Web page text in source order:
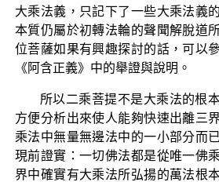
大乘法義，只記下了一些大乘法義
本質仍屬於初轉法輪的聲聞解脫道
位菩薩如果有興趣探討的話，可以
《阿含正義》中的舉證與說明。
所以二乘菩提不是大乘法的根
方便分析出來使人能夠快速出離三
乘法中無量無邊法中的一小部分而
現前證實：一切佛法都是從唯一佛
界中確實有大乘法所弘揚的萬法根